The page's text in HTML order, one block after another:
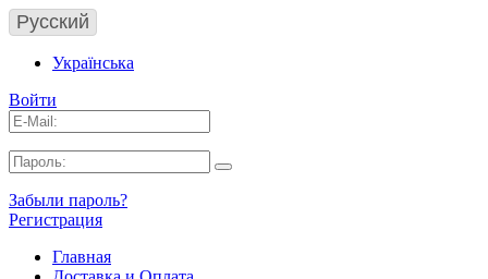
Русский
Українська
Войти
Забыли пароль?
Регистрация
Главная